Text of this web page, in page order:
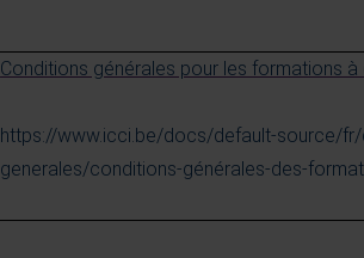
Conditions générales pour les formations
https://www.icci.be/docs/default-source/
generales/conditions-générales-des-